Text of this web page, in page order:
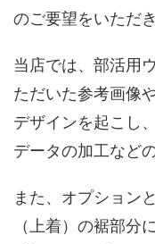
のご要望をいただ
当店では、部活用
ただいた参考画像
デザインを起こし
データの加工など
また、オプション
（上着）の裾部分